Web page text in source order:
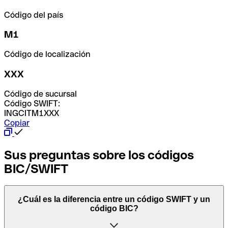
Código del país
M1
Código de localización
XXX
Código de sucursal
Código SWIFT:
INGCITM1XXX
Copiar
Sus preguntas sobre los códigos
BIC/SWIFT
¿Cuál es la diferencia entre un código SWIFT y un
código BIC?